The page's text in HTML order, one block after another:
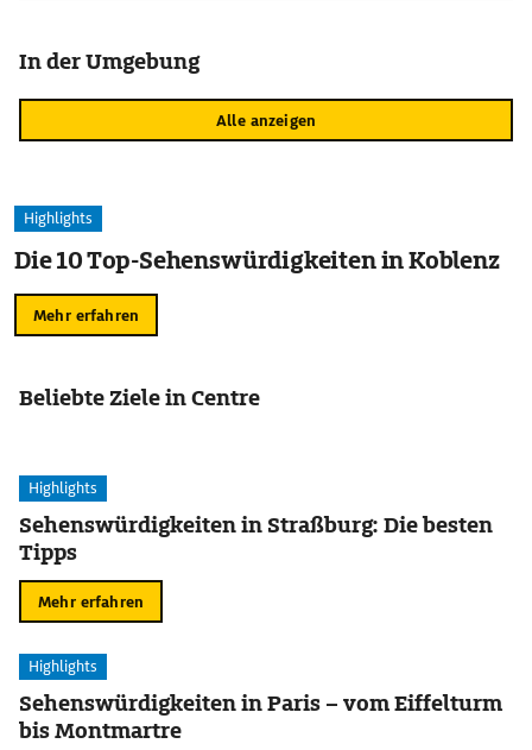
In der Umgebung
Alle anzeigen
Highlights
Die 10 Top-Sehenswürdigkeiten in Koblenz
Mehr erfahren
Beliebte Ziele in Centre
Highlights
Sehenswürdigkeiten in Straßburg: Die besten
Tipps
Mehr erfahren
Highlights
Sehenswürdigkeiten in Paris – vom Eiffelturm
bis Montmartre